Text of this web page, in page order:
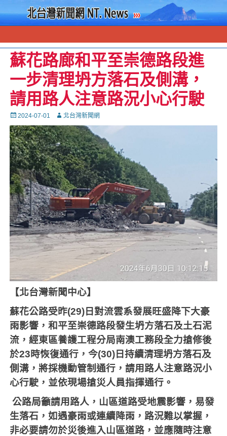
蘇花路廊和平至崇德路段進
一步清理坍方落石及側溝，
請用路人注意路況小心行駛
Posted
on
2024-07-01 Autor北台灣新聞網
【北台灣新聞中心】
蘇花公路受昨(29) 日對流雲系發展旺盛降下大豪
雨影響，和平至崇德路段發生坍方落石及土石泥
流，經東區養護工程分局南澳工務段全力搶修後
於23時恢復通行，今(30) 日持續清理坍方落石及
側溝，將採機動管制通行，請用路人注意路況小
心行駛，並依現場搶災人員指揮通行。
公路局籲請用路人，山區道路受地震影響，易發
生落石，如遇豪雨或連續降雨，路況難以掌握，
非必要請勿於災後進入山區道路，並應隨時注意